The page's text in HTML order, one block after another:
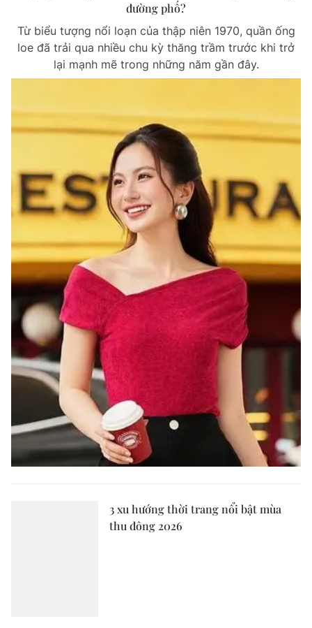
đường phố?
Từ biểu tượng nổi loạn của thập niên 1970, quần ống
loe đã trải qua nhiều chu kỳ thăng trầm trước khi trở
lại mạnh mẽ trong những năm gần đây.
3 xu hướng thời trang nổi bật mùa
thu đông 2026